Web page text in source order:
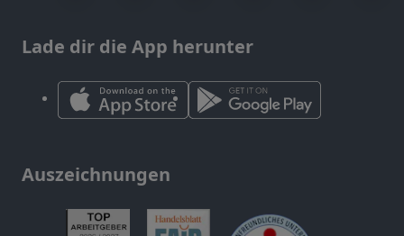
Lade dir die App herunter
Auszeichnungen